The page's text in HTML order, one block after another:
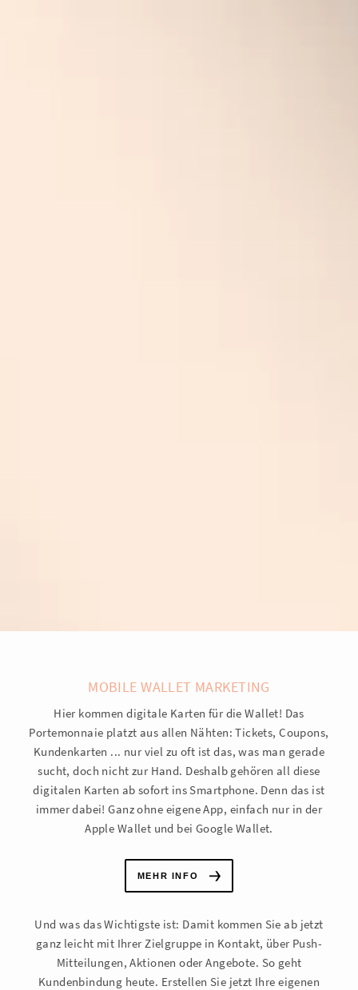
MOBILE WALLET MARKETING
Hier kommen digitale Karten für die Wallet! Das
Portemonnaie platzt aus allen Nähten: Tickets, Coupons,
Kundenkarten ... nur viel zu oft ist das, was man gerade
sucht, doch nicht zur Hand. Deshalb gehören all diese
digitalen Karten ab sofort ins Smartphone. Denn das ist
immer dabei! Ganz ohne eigene App, einfach nur in der
Apple Wallet und bei Google Wallet.
MEHR INFO
Und was das Wichtigste ist: Damit kommen Sie ab jetzt
ganz leicht mit Ihrer Zielgruppe in Kontakt, über Push-
Mitteilungen, Aktionen oder Angebote. So geht
Kundenbindung heute. Erstellen Sie jetzt Ihre eigenen